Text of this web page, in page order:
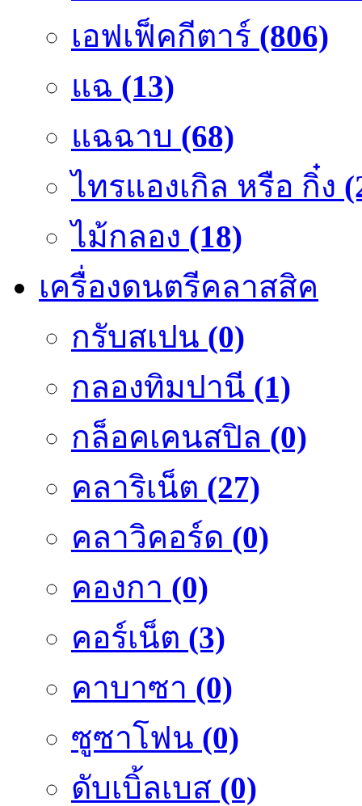
เอฟเฟ็คกีตาร์ (806)
แฉ (13)
แฉฉาบ (68)
ไทรแองเกิล หรือ กิ๋ง
ไม้กลอง (18)
เครื่องดนตรีคลาสสิค
กรับสเปน (0)
กลองทิมปานี (1)
กล็อคเคนสปิล (0)
คลาริเน็ต (27)
คลาวิคอร์ด (0)
คองกา (0)
คอร์เน็ต (3)
คาบาซา (0)
ซูซาโฟน (0)
ดับเบิ้ลเบส (0)